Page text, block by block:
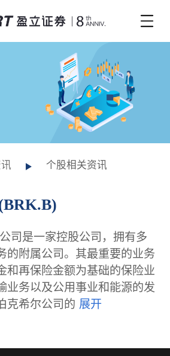
个股相关资讯
司是一家控股公司，拥有多
的附属公司。其最重要的业务
和再保险金额为基础的保险业
业务以及公用事业和能源的发
克希尔公司的